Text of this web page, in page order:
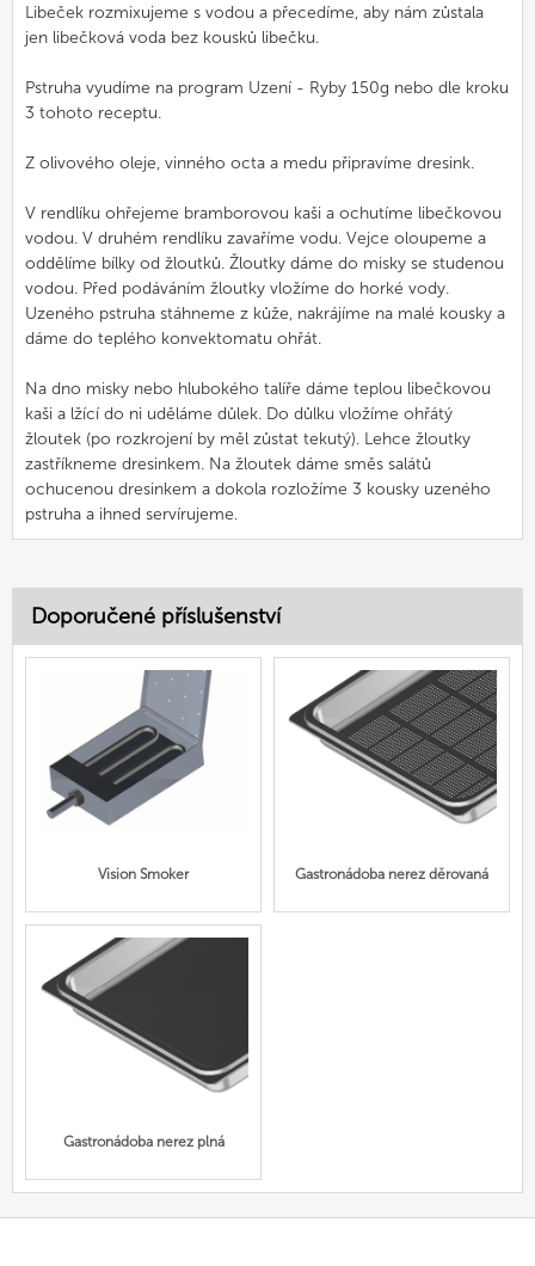
Libeček rozmixujeme s vodou a přecedíme, aby nám zůstala
jen libečková voda bez kousků libečku.
Pstruha vyudíme na program Uzení - Ryby 150g nebo dle kroku
3 tohoto receptu.
Z olivového oleje, vinného octa a medu připravíme dresink.
V rendlíku ohřejeme bramborovou kaši a ochutíme libečkovou
vodou. V druhém rendlíku zavaříme vodu. Vejce oloupeme a
oddělíme bílky od žloutků. Žloutky dáme do misky se studenou
vodou. Před podáváním žloutky vložíme do horké vody.
Uzeného pstruha stáhneme z kůže, nakrájíme na malé kousky a
dáme do teplého konvektomatu ohřát.
Na dno misky nebo hlubokého talíře dáme teplou libečkovou
kaši a lžící do ni uděláme důlek. Do důlku vložíme ohřátý
žloutek (po rozkrojení by měl zůstat tekutý). Lehce žloutky
zastříkneme dresinkem. Na žloutek dáme směs salátů
ochucenou dresinkem a dokola rozložíme 3 kousky uzeného
pstruha a ihned servírujeme.
Doporučené příslušenství
Vision Smoker Gastronádoba nerez děrovaná
Gastronádoba nerez plná